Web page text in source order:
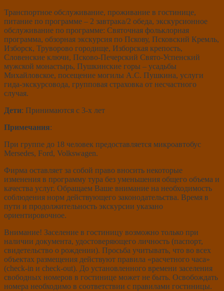
Транспортное обслуживание, проживание в гостинице,
питание по программе – 2 завтрака/2 обеда, экскурсионное
обслуживание по программе: Святочная фольклорная
программа, обзорная экскурсия по Пскову, Псковский Кремль,
Изборск, Труворово городище, Изборская крепость,
Словенские ключи, Псково-Печерский Свято-Успенский
мужской монастырь, Пушкинские горы – усадьбы
Михайловское, посещение могилы А.С. Пушкина, услуги
гида-экскурсовода, групповая страховка от несчастного
случая.
Дети: Принимаются c 3-х лет
Примечания:
При группе до 18 человек предоставляется микроавтобус
Mersedes, Ford, Volkswagen.
Фирма оставляет за собой право вносить некоторые
изменения в программу тура без уменьшения общего объема и
качества услуг. Обращаем Ваше внимание на необходимость
соблюдения норм действующего законодательства. Время в
пути и продолжительность экскурсии указано
ориентировочное.
Внимание! Заселение в гостиницу возможно только при
наличии документа, удостоверяющего личность (паспорт,
свидетельство о рождении). Просьба учитывать, что во всех
объектах размещения действуют правила «расчетного часа»
(check-in и check-out). До установленного времени заселения
свободных номеров в гостинице может не быть. Освобождать
номера необходимо в соответствии с правилами гостиницы.